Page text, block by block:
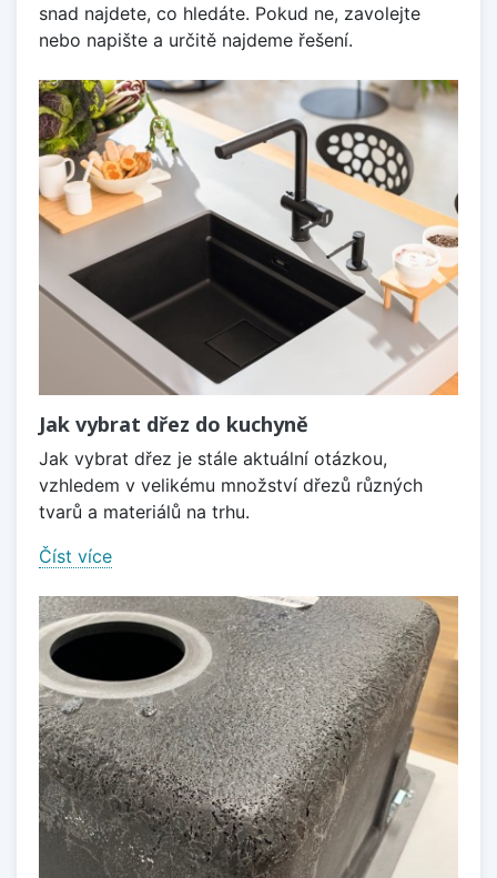
snad najdete, co hledáte. Pokud ne, zavolejte
nebo napište a určitě najdeme řešení.
Jak vybrat dřez do kuchyně
Jak vybrat dřez je stále aktuální otázkou,
vzhledem v velikému množství dřezů různých
tvarů a materiálů na trhu.
Číst více